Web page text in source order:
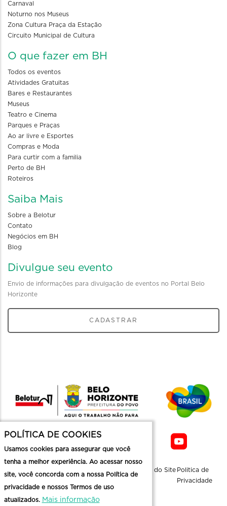
Carnaval
Noturno nos Museus
Zona Cultura Praça da Estação
Circuito Municipal de Cultura
O que fazer em BH
Todos os eventos
Atividades Gratuitas
Bares e Restaurantes
Museus
Teatro e Cinema
Parques e Praças
Ao ar livre e Esportes
Compras e Moda
Para curtir com a familia
Perto de BH
Roteiros
Saiba Mais
Sobre a Belotur
Contato
Negócios em BH
Blog
Divulgue seu evento
Envio de informações para divulgação de eventos no Portal Belo
Horizonte
CADASTRAR
Mapa do Site Politica de
Privacidade
POLÍTICA DE COOKIES
Usamos cookies para assegurar que você
tenha a melhor experiência. Ao acessar nosso
site, você concorda com a nossa Política de
privacidade e nossos Termos de uso
atualizados. Mais informação